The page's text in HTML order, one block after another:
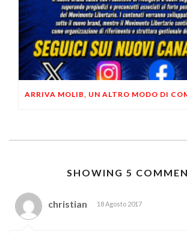
SHOWING 5
christian 18 Agosto 2017